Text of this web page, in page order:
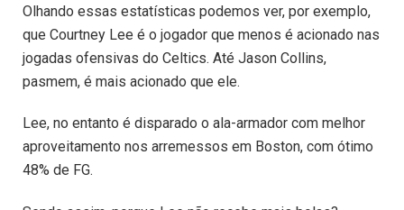
Olhando essas estatísticas podemos ver, por exemplo,
que Courtney Lee é o jogador que menos é acionado nas
jogadas ofensivas do Celtics. Até Jason Collins,
pasmem, é mais acionado que ele.
Lee, no entanto é disparado o ala-armador com melhor
aproveitamento nos arremessos em Boston, com ótimo
48% de FG.